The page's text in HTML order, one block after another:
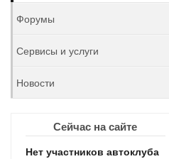
Форумы
Сервисы и услуги
Новости
Сейчас на сайте
Нет участников автоклуба